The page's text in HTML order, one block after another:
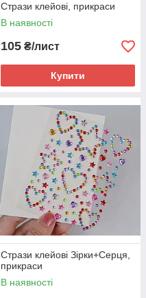
Стрази клейові, прикраси
В наявності
105 ₴/лист
Купити
Стрази клейові Зірки+Серця,
прикраси
В наявності